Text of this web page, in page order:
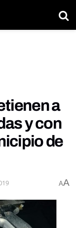
a
y con
de
AA